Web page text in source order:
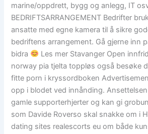
marine/oppdrett, bygg og anlegg, IT
BEDRIFTSARRANGEMENT Bedrifter
ansatte med egne kamera til å sikre
bedriftens arrangement. Gå gjerne inn
bidra
Les mer Stavanger Open
norway pia tjelta toppløs også besøke
fitte porn i kryssordboken
opp i blodet ved innånding.
gamle supporterhjerter og kan gi
som Davide Roverso skal snakke om i
dating sites realescorts eu om både